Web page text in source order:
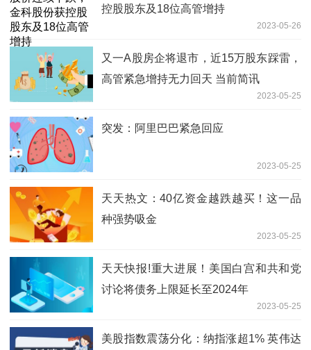
控股股东及18位高管增持
2023-05-26
又一A股房企将退市，近15万股东踩雷，
高管紧急增持无力回天 当前简讯
2023-05-25
突发：阿里巴巴紧急回应
2023-05-25
天天热文：40亿资金越跌越买！这一品
种强势吸金
2023-05-25
天天快报!重大进展！美国白宫和共和党
讨论将债务上限延长至2024年
2023-05-25
美股指数震荡分化：纳指涨超1% 英伟达